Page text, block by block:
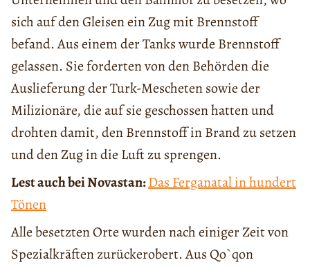
sich auf den Gleisen ein Zug mit Brennstoff
befand. Aus einem der Tanks wurde Brennstoff
gelassen. Sie forderten von den Behörden die
Auslieferung der Turk-Mescheten sowie der
Milizionäre, die auf sie geschossen hatten und
drohten damit, den Brennstoff in Brand zu setzen
und den Zug in die Luft zu sprengen.
Lest auch bei Novastan:Das Ferganatal in hundert
Tönen
Alle besetzten Orte wurden nach einiger Zeit von
Spezialkräften zurückerobert. Aus Qo`qon